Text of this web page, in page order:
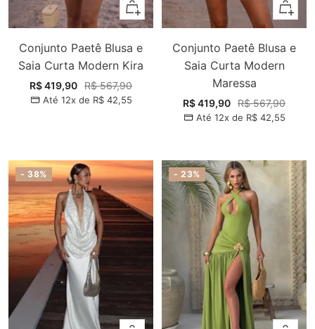
Adicionar
Conjunto Paetê Blusa e
Saia Curta Modern Kira
Preço
promocional
R$ 419,90 Preço
normal
R$ 567,90
Até 12x de R$ 42,55
Conjunto Paetê Blusa e
Saia Curta Modern
Maressa
Preço
promocional
R$ 419,90 Preço
normal
R$ 567,90
Até 12x de R$ 42,55
- 38% - 23%